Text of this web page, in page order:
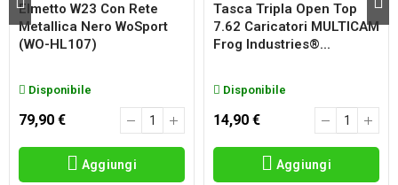
Elmetto W23 Con Rete
Metallica Nero WoSport
(WO-HL107)
Disponibile
79,90 €
Aggiungi
Tasca Tripla Open Top
7.62 Caricatori MULTICAM
Frog Industries®...
Disponibile
14,90 €
Aggiungi